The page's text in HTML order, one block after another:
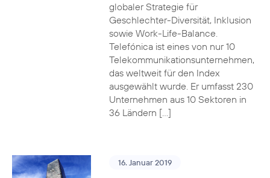
globaler Strategie für
Geschlechter-Diversität, Inklusion
sowie Work-Life-Balance.
Telefónica ist eines von nur 10
Telekommunikationsunternehmen,
das weltweit für den Index
ausgewählt wurde. Er umfasst 230
Unternehmen aus 10 Sektoren in
36 Ländern […]
16. Januar 2019